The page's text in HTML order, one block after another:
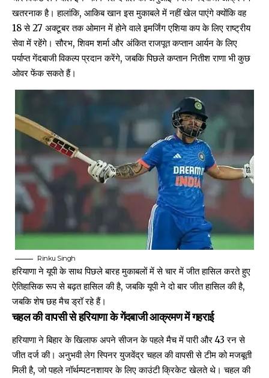
खतरनाक है। हालांकि, आकिब खान इस मुकाबले में नहीं खेल पाएंगे क्योंकि वह
18 से 27 अक्टूबर तक ओमान में होने वाले इमर्जिंग एशिया कप के लिए राष्ट्रीय
सेवा में रहेंगे। सौरभ, शिवम शर्मा और अंकित राजपूत कप्तान आर्यन के लिए
पर्याप्त गेंदबाजी विकल्प प्रदान करेंगे, जबकि पिछले कप्तान नितीश राणा भी कुछ
ओवर फेंक सकते हैं।
Rinku Singh
हरियाणा ने यूपी के साथ पिछले बारह मुकाबलों में से चार में जीत हासिल करते हुए
ऐतिहासिक रूप से बढ़त हासिल की है, जबकि यूपी ने दो बार जीत हासिल की है,
जबकि शेष छह मैच ड्रॉ रहे हैं।
चहल की वापसी से हरियाणा के गेंदबाजी आक्रमण में गहराई
हरियाणा ने बिहार के खिलाफ अपने सीजन के पहले मैच में पारी और 43 रन से
जीत दर्ज की। अनुभवी लेग स्पिनर युजवेंद्र चहल की वापसी से टीम को मजबूती
मिली है, जो पहले नॉर्थम्पटनशायर के लिए काउंटी क्रिकेट खेलते थे। चहल की